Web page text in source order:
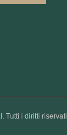
. Tutti i diritti riservati